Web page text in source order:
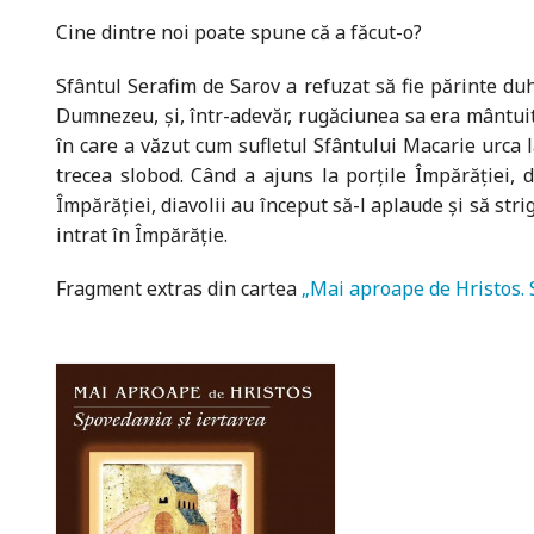
Cine dintre noi poate spune că a făcut-o?
Sfântul Serafim de Sarov a refuzat să fie părinte
Dumnezeu, şi, într-adevăr, rugăciunea sa era
în care a văzut cum sufletul Sfântului Macarie
trecea slobod. Când a ajuns la porţile Împărăţiei,
Împărăţiei, diavolii au început să-l aplaude şi să
intrat în Împărăţie.
Fragment extras din cartea „Mai aproape de Hristos.